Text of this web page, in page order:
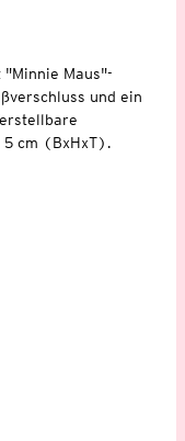
"Minnie Maus"-
und ein
5 cm (BxHxT).